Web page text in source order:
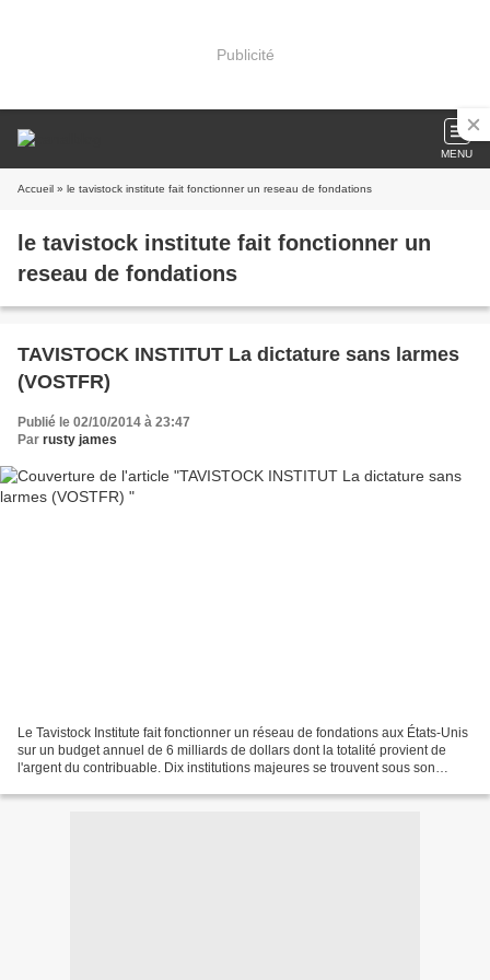
Publicité
MENU
Accueil » le tavistock institute fait fonctionner un reseau de fondations
le tavistock institute fait fonctionner un
reseau de fondations
TAVISTOCK INSTITUT La dictature sans larmes
(VOSTFR)
Publié le 02/10/2014 à 23:47
Par rusty james
Le Tavistock Institute fait fonctionner un réseau de fondations aux États-Unis
sur un budget annuel de 6 milliards de dollars dont la totalité provient de
l'argent du contribuable. Dix institutions majeures se trouvent sous son